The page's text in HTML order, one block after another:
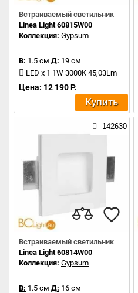
Встраиваемый светильник
Linea Light 60815W00
Коллекция: Gypsum
В: 1.5 см Д: 19 см
LED x 1 1W 3000K 45,03Lm
Цена: 12 190 Р.
Купить
142630
Встраиваемый светильник
Linea Light 60814W00
Коллекция: Gypsum
В: 1.5 см Д: 16 см